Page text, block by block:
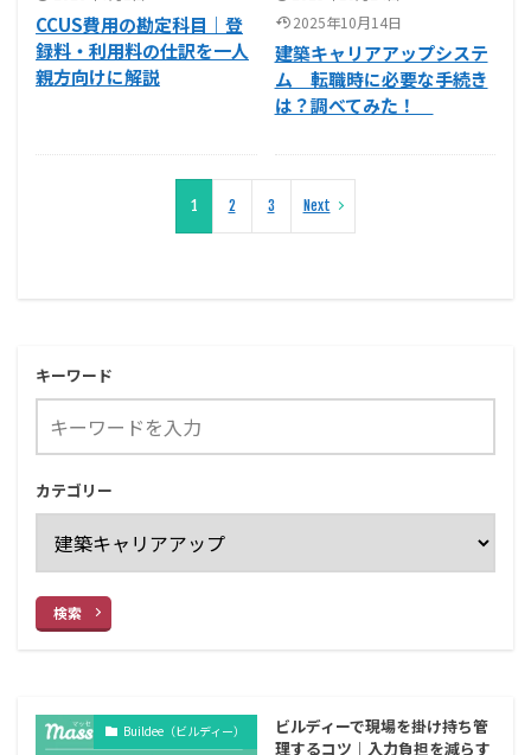
CCUS費用の勘定科目｜登
録料・利用料の仕訳を一人
親方向けに解説
2025年10月14日
建築キャリアアップシステ
ム 転職時に必要な手続き
は？調べてみた！
1 2 3 Next
キーワード
カテゴリー
検索
Buildee（ビルディー）
ビルディーで現場を掛け持ち管
理するコツ｜入力負担を減らす